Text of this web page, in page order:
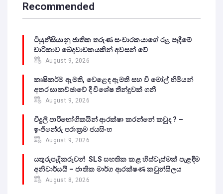
Recommended
ටියුනීසියානු ජාතික තරුණ සංචාරකයාගේ රළ පැදීමේ
චාරිකාව ඛේදවාචකයකින් අවසන් වේ‍
August 9, 2026
කෘෂිකර්ම ඇමති, වෙළෙඳ ඇමති සහ වී මෝල් හිමියන්
අතර සාකච්ඡාවේ දී විශේෂ තීන්දුවක් ගනී
August 9, 2026
විදුලි පාරිභෝගිකයින් ආරක්ෂා කරන්නේ කවුද ? –
ඉංජිනේරු පරාක්‍රම ජයසිංහ
August 9, 2026
යතුරුපැදිකරුවන් SLS සහතික කළ හිස්වැස්මක් පැළඳීම
අනිවාර්යයි – ජාතික මාර්ග ආරක්ෂණ කවුන්සිලය
August 8, 2026